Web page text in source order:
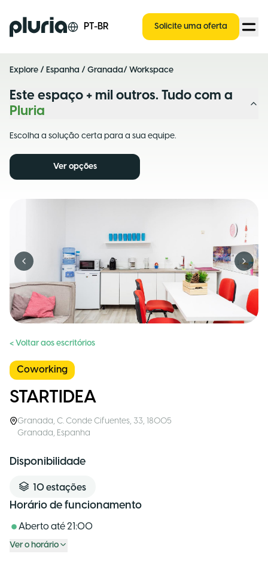
Logo Pluria PT-BR Solicite uma oferta
Explore / Espanha / Granada/ Workspace
Este espaço + mil outros. Tudo com a
Pluria
Escolha a solução certa para a sua equipe.
Ver opções
Previous slide Next
< Voltar aos escritórios
Coworking
STARTIDEA
Granada, C. Conde Cifuentes, 33, 18005
Granada, Espanha
Disponibilidade
10estações
Horário de funcionamento
Aberto até21:00
Ver o horário